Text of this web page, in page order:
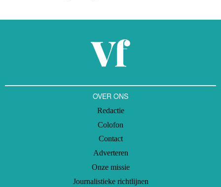
‘onopgeloste hobbels’ zijn bij het vormgeven van de rechtsvorm.
OVER ONS
Redactie
Colofon
Contact
Adverteren
Onze missie
Journalistieke richtlijnen